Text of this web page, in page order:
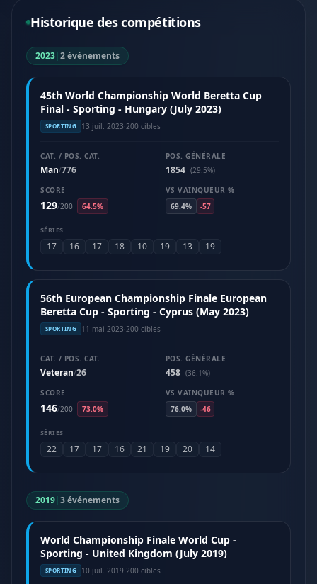
Historique des compétitions
2023|2 événements
45th World Championship World Beretta Cup
Final - Sporting - Hungary (July 2023)
SPORTING 13 juil. 2023·200 cibles
CAT. / POS. CAT.
Man/776
POS. GÉNÉRALE
1854 (29.5%)
SCORE
129/200 64.5%
VS VAINQUEUR %
69.4%
-57
SÉRIES
17 16 17 18 10 19 13 19
56th European Championship Finale European
Beretta Cup - Sporting - Cyprus (May 2023)
SPORTING 11 mai 2023·200 cibles
CAT. / POS. CAT.
Veteran/26
POS. GÉNÉRALE
458 (36.1%)
SCORE
146/200 73.0%
VS VAINQUEUR %
76.0%
-46
SÉRIES
22 17 17 16 21 19 20 14
2019|3 événements
World Championship Finale World Cup -
Sporting - United Kingdom (July 2019)
SPORTING 10 juil. 2019·200 cibles